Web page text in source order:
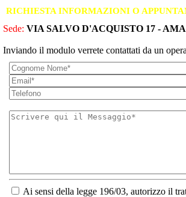
RICHIESTA INFORMAZIONI O
Sede: VIA SALVO D'ACQUISTO 17 -
Inviando il modulo verrete contattati da un
Ai sensi della legge 196/03, autorizzo il